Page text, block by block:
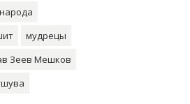
мудрецы
Зеев Мешков